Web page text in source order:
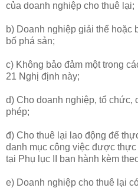
của doanh nghiệp cho thuê lại;
b) Doanh nghiệp giải thể hoặc
bố phá sản;
c) Không bảo đảm một trong
21 Nghị định này;
d) Cho doanh nghiệp, tổ chức,
phép;
đ) Cho thuê lại lao động để
danh mục công việc được
tại Phụ lục II ban hành kèm
e) Doanh nghiệp cho thuê lại